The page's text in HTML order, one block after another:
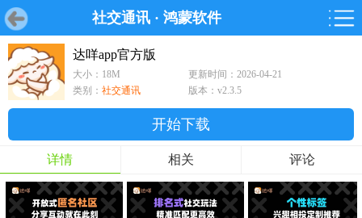
社交通讯 · 鸿蒙软件
首页 游戏 软件
首页 游戏 软件 鸿蒙
游戏
鸿蒙
软件
达咩app官方版
大小：18M
更新时间：2026-04-21
类别： 社交通讯 版本：v2.3.5
开始下载
详情 相关 评论